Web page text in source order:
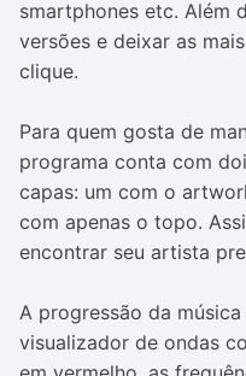
smartphones etc. Além
versões e deixar as
clique.
Para quem gosta de
programa conta com
capas: um com o
com apenas o topo.
encontrar seu artista
A progressão da
visualizador de ondas